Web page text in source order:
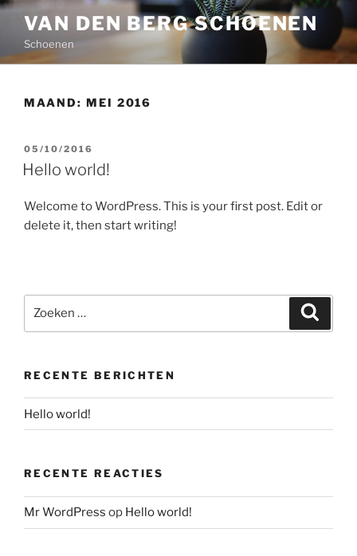
VAN DEN BERG SCHOENEN
Schoenen
MAAND: MEI 2016
05/10/2016
Hello world!
Welcome to WordPress. This is your first post. Edit or
delete it, then start writing!
RECENTE BERICHTEN
Hello world!
RECENTE REACTIES
Mr WordPress op Hello world!